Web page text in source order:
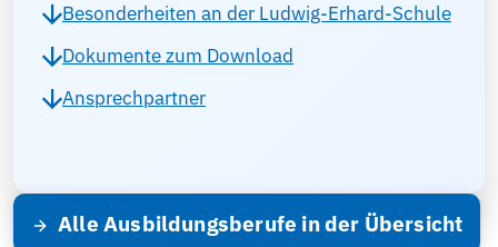
Besonderheiten an der Ludwig-Erhard-Schule
Dokumente zum Download
Ansprechpartner
Alle Ausbildungsberufe in der Übersicht